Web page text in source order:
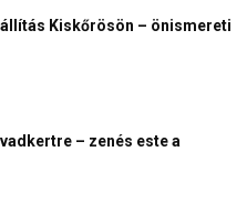
Kiskőrösön – önismereti
– zenés este a